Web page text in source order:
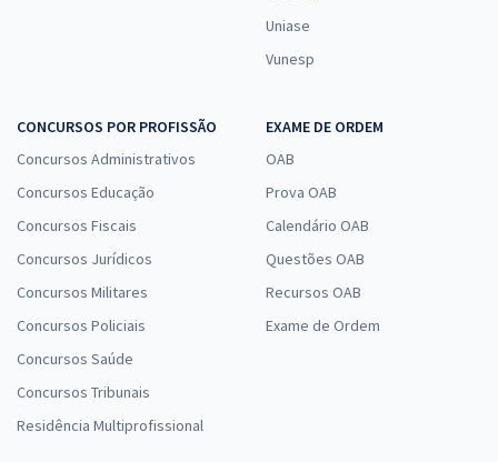
Uniase
Vunesp
CONCURSOS POR PROFISSÃO
Concursos Administrativos
Concursos Educação
Concursos Fiscais
Concursos Jurídicos
Concursos Militares
Concursos Policiais
Concursos Saúde
Concursos Tribunais
Residência Multiprofissional
EXAME DE ORDEM
OAB
Prova OAB
Calendário OAB
Questões OAB
Recursos OAB
Exame de Ordem